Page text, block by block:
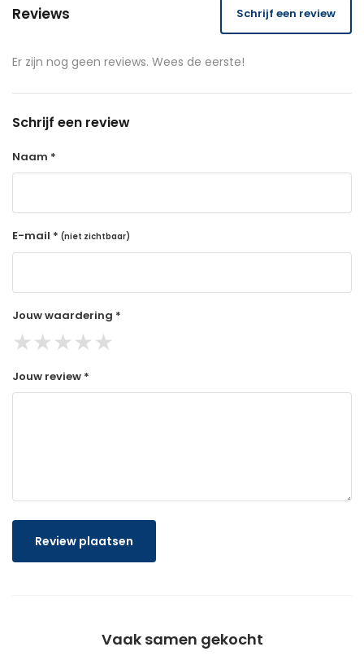
Reviews Schrijf een review
Er zijn nog geen reviews. Wees de eerste!
Schrijf een review
Naam *
E-mail * (niet zichtbaar)
Jouw waardering *
★★★★★
Jouw review *
Review plaatsen
Vaak samen gekocht